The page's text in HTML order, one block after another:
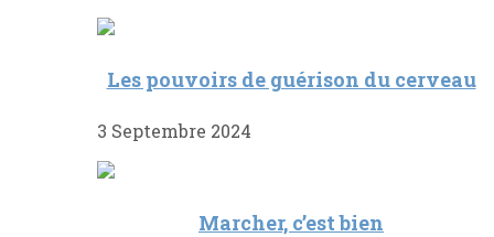
Les pouvoirs de guérison du cerveau
3 Septembre 2024
Marcher, c’est bien